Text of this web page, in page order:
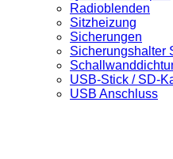
Radioblenden
Sitzheizung
Sicherungen
Sicherungshalter
USB-Stick / SD-
USB Anschluss